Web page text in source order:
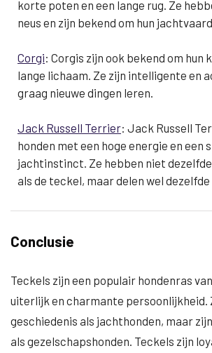
korte poten en een lange rug. Ze
neus en zijn bekend om hun
Corgi: Corgis zijn ook bekend om hun
lange lichaam. Ze zijn intelligente en
graag nieuwe dingen leren.
Jack Russell Terrier: Jack Russell
honden met een hoge energie en een
jachtinstinct. Ze hebben niet
als de teckel, maar delen wel
Conclusie
Teckels zijn een populair hondenras
uiterlijk en charmante persoonlijkheid.
geschiedenis als jachthonden, maar
als gezelschapshonden. Teckels zijn